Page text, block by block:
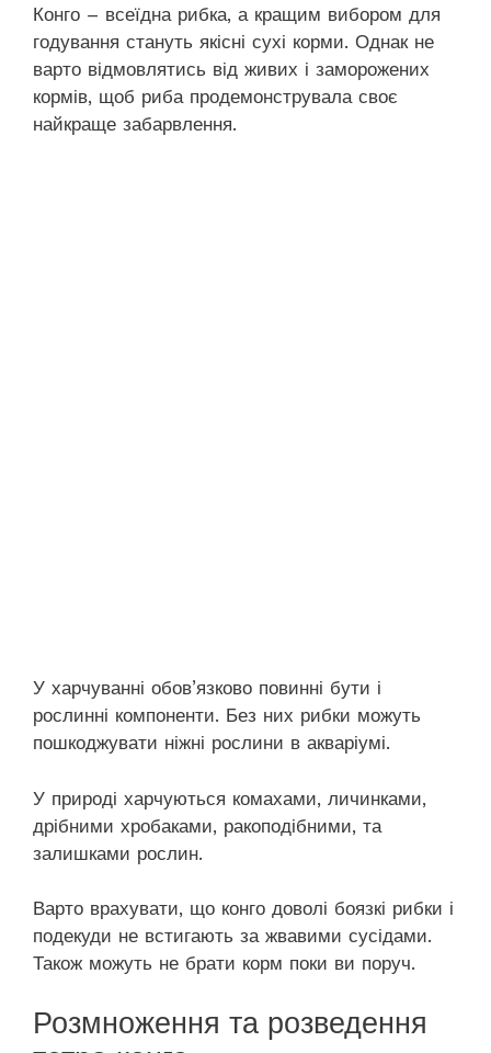
Конго – всеїдна рибка, а кращим вибором для
годування стануть якісні сухі корми. Однак не
варто відмовлятись від живих і заморожених
кормів, щоб риба продемонструвала своє
найкраще забарвлення.
У харчуванні обов’язково повинні бути і
рослинні компоненти. Без них рибки можуть
пошкоджувати ніжні рослини в акваріумі.
У природі харчуються комахами, личинками,
дрібними хробаками, ракоподібними, та
залишками рослин.
Варто врахувати, що конго доволі боязкі рибки і
подекуди не встигають за жвавими сусідами.
Також можуть не брати корм поки ви поруч.
Розмноження та розведення